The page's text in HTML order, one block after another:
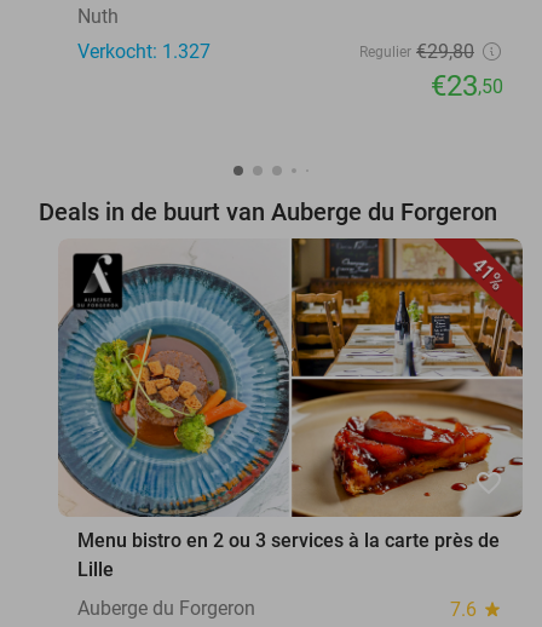
Nuth
Verkocht: 1.327
Regulier €29,80
€23,50
Deals in de buurt van Auberge du Forgeron
41%
favorite_border
Menu bistro en 2 ou 3 services à la carte près de
Lille
Auberge du Forgeron
7.6 star